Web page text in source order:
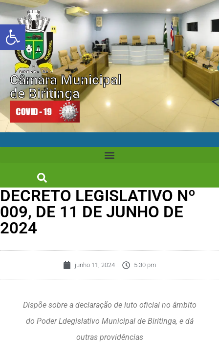
Câmara Municipal
de Biritinga
DECRETO LEGISLATIVO Nº
009, DE 11 DE JUNHO DE
2024
junho 11, 2024 5:30 pm
Dispõe sobre a declaração de luto oficial no âmbito
do Poder Ldegislativo Municipal de Biritinga, e dá
outras providências
Abrir a barra de ferramentas